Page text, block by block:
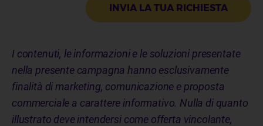
INVIA LA TUA RICHIESTA
I contenuti, le informazioni e le soluzioni presentate
nella presente campagna hanno esclusivamente
finalità di marketing, comunicazione e proposta
commerciale a carattere informativo. Nulla di quanto
illustrato deve intendersi come offerta vincolante,